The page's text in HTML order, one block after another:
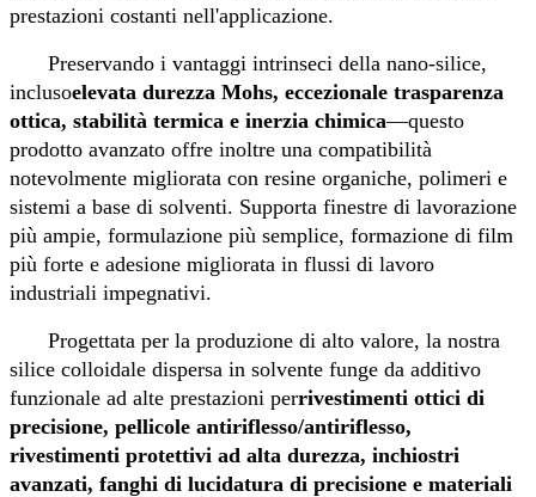
prestazioni costanti nell'applicazione.
Preservando i vantaggi intrinseci della nano‑silice,
inclusoelevata durezza Mohs, eccezionale trasparenza
ottica, stabilità termica e inerzia chimica—questo
prodotto avanzato offre inoltre una compatibilità
notevolmente migliorata con resine organiche, polimeri e
sistemi a base di solventi. Supporta finestre di lavorazione
più ampie, formulazione più semplice, formazione di film
più forte e adesione migliorata in flussi di lavoro
industriali impegnativi.
Progettata per la produzione di alto valore, la nostra
silice colloidale dispersa in solvente funge da additivo
funzionale ad alte prestazioni perrivestimenti ottici di
precisione, pellicole antiriflesso/antiriflesso,
rivestimenti protettivi ad alta durezza, inchiostri
avanzati, fanghi di lucidatura di precisione e materiali